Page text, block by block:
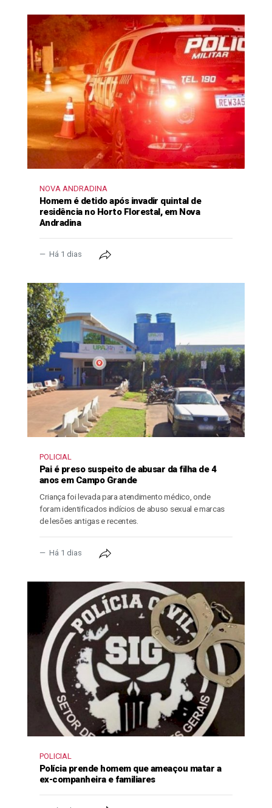
NOVA ANDRADINA
Homem é detido após invadir quintal de
residência no Horto Florestal, em Nova
Andradina
Há 1 dias
POLICIAL
Pai é preso suspeito de abusar da filha de 4
anos em Campo Grande
Criança foi levada para atendimento médico, onde
foram identificados indícios de abuso sexual e marcas
de lesões antigas e recentes.
Há 1 dias
POLICIAL
Polícia prende homem que ameaçou matar a
ex-companheira e familiares